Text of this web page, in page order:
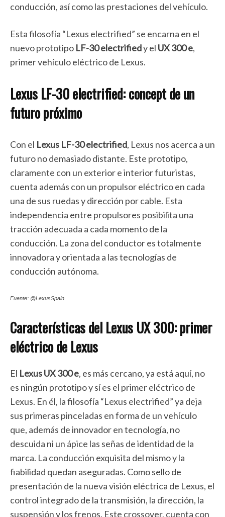
conducción, así como las prestaciones del vehículo.
Esta filosofía “Lexus electrified” se encarna en el
nuevo prototipo LF-30 electrifiedy el UX 300 e,
primer vehículo eléctrico de Lexus.
Lexus LF-30 electrified: concept de un
futuro próximo
Con el Lexus LF-30 electrified, Lexus nos acerca a un
futuro no demasiado distante. Este prototipo,
claramente con un exterior e interior futuristas,
cuenta además con un propulsor eléctrico en cada
una de sus ruedas y dirección por cable. Esta
independencia entre propulsores posibilita una
tracción adecuada a cada momento de la
conducción. La zona del conductor es totalmente
innovadora y orientada a las tecnologías de
conducción autónoma.
Fuente: @LexusSpain
Características del Lexus UX 300: primer
eléctrico de Lexus
El Lexus UX 300 e, es más cercano, ya está aquí, no
es ningún prototipo y sí es el primer eléctrico de
Lexus. En él, la filosofía “Lexus electrified” ya deja
sus primeras pinceladas en forma de un vehículo
que, además de innovador en tecnología, no
descuida ni un ápice las señas de identidad de la
marca. La conducción exquisita del mismo y la
fiabilidad quedan aseguradas. Como sello de
presentación de la nueva visión eléctrica de Lexus, el
control integrado de la transmisión, la dirección, la
suspensión y los frenos. Este crossover, cuenta con